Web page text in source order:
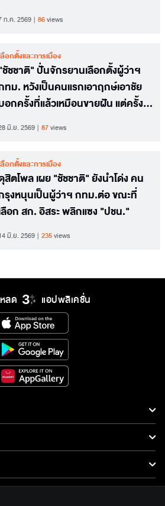
ก.ค. 2569 86views
ลือกตั้งและการเมือง
ชชาติ" ปั่นจักรยานเลือกตั้งผู้ว่าฯ
ทม. หวังเป็นคนแรกเอาฤกษ์เอาชัย
อกครั้งที่แล้วเหมือนขายฝัน แต่ครั้งนี้
มั่นใจมากกว่า
มิ.ย. 2569 87views
ลือกตั้งและการเมือง
สิตโพล เผย "ชัชชาติ" ยังนำโด่ง คน
รุงหนุนเป็นผู้ว่าฯ กทม.ต่อ ขณะที่
ลือก สก. อิสระ พลิกแซง "ปชน."
มิ.ย. 2569 235views
ลด แอปพลิเคชั่น